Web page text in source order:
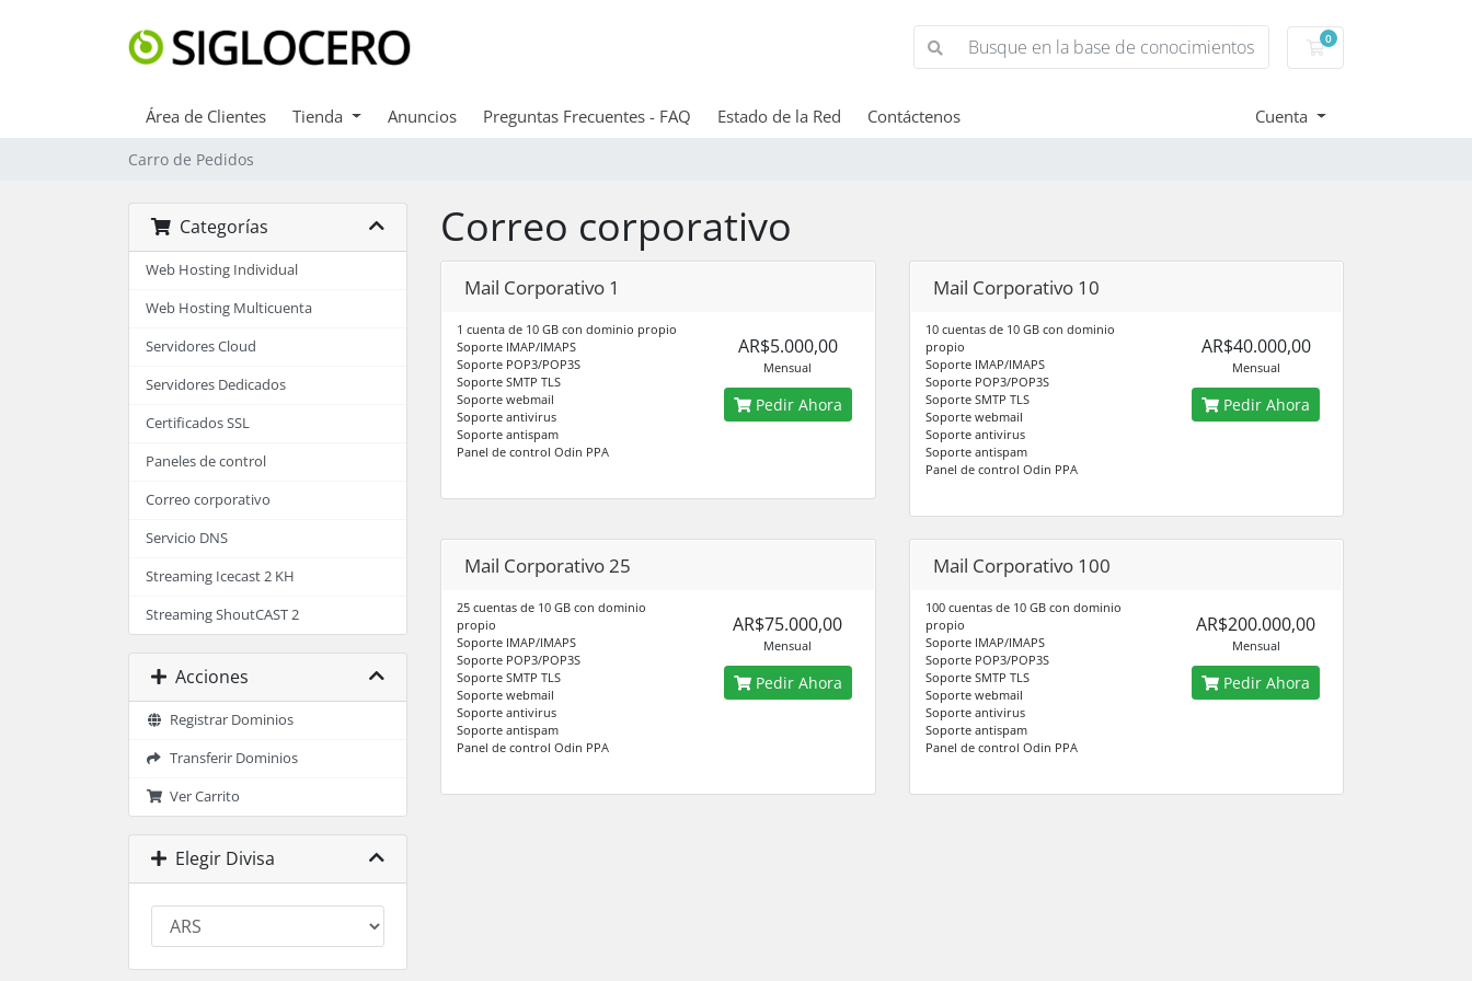
0
Carro de Pedidos
Área de Clientes Tienda Anuncios Preguntas Frecuentes - FAQ Estado de la Red Contáctenos Cuenta
Carro de Pedidos
Categorías
Web Hosting Individual
Web Hosting Multicuenta
Servidores Cloud
Servidores Dedicados
Certificados SSL
Paneles de control
Correo corporativo
Servicio DNS
Streaming Icecast 2 KH
Streaming ShoutCAST 2
Acciones
Registrar Dominios
Transferir Dominios
Ver Carrito
Elegir Divisa
Correo corporativo
Mail Corporativo 1
1 cuenta de 10 GB con dominio propio
Soporte IMAP/IMAPS
Soporte POP3/POP3S
Soporte SMTP TLS
Soporte webmail
Soporte antivirus
Soporte antispam
Panel de control Odin PPA
AR$5.000,00
Mensual
Pedir Ahora
Mail Corporativo 10
10 cuentas de 10 GB con dominio
propio
Soporte IMAP/IMAPS
Soporte POP3/POP3S
Soporte SMTP TLS
Soporte webmail
Soporte antivirus
Soporte antispam
Panel de control Odin PPA
AR$40.000,00
Mensual
Pedir Ahora
Mail Corporativo 25
25 cuentas de 10 GB con dominio
propio
Soporte IMAP/IMAPS
Soporte POP3/POP3S
Soporte SMTP TLS
Soporte webmail
Soporte antivirus
Soporte antispam
Panel de control Odin PPA
AR$75.000,00
Mensual
Pedir Ahora
Mail Corporativo 100
100 cuentas de 10 GB con dominio
propio
Soporte IMAP/IMAPS
Soporte POP3/POP3S
Soporte SMTP TLS
Soporte webmail
Soporte antivirus
Soporte antispam
Panel de control Odin PPA
AR$200.000,00
Mensual
Pedir Ahora